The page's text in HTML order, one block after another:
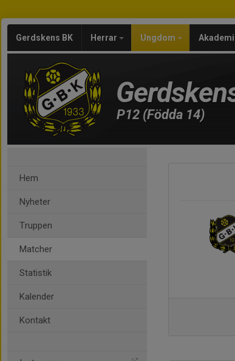
Gerdskens BK Herrar Ungdom Akademi
P12 (Födda 14)
Hem
Nyheter
Truppen
Matcher
Statistik
Kalender
Kontakt